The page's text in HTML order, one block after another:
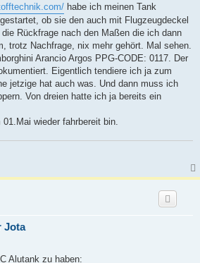
habe ich meinen Tank
ob sie den auch mit Flugzeugdeckel
Rückfrage nach den Maßen die ich dann
trotz Nachfrage, nix mehr gehört. Mal sehen.
Arancio Argos PPG-CODE: 0117. Der
Eigentlich tendiere ich ja zum
jetzige hat auch was. Und dann muss ich
Von dreien hatte ich ja bereits ein
wieder fahrbereit bin.
Jota
Alutank zu haben: